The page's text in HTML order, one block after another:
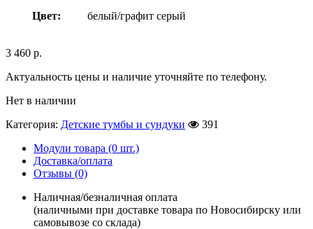
Цвет: белый/графит серый
3 460 р.
Актуальность цены и наличие уточняйте по телефону.
Нет в наличии
Категория: Детские тумбы и сундуки
391
Модули товара (0 шт.)
Доставка/оплата
Отзывы (0)
Наличная/безналичная оплата
(наличными при доставке товара по Новосибирску или
самовывозе со склада)